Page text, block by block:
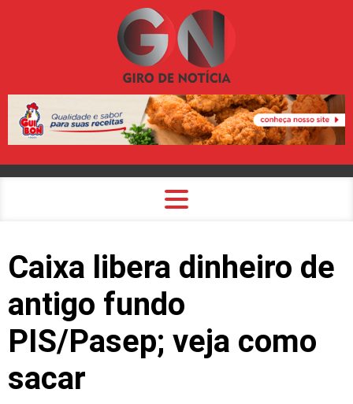
Caixa libera dinheiro de
antigo fundo
PIS/Pasep; veja como
sacar